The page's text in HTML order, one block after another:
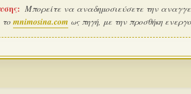
Μπορείτε να αναδημοσιεύσετε την
το mnimosina.com ως πηγή, με την προσθήκη